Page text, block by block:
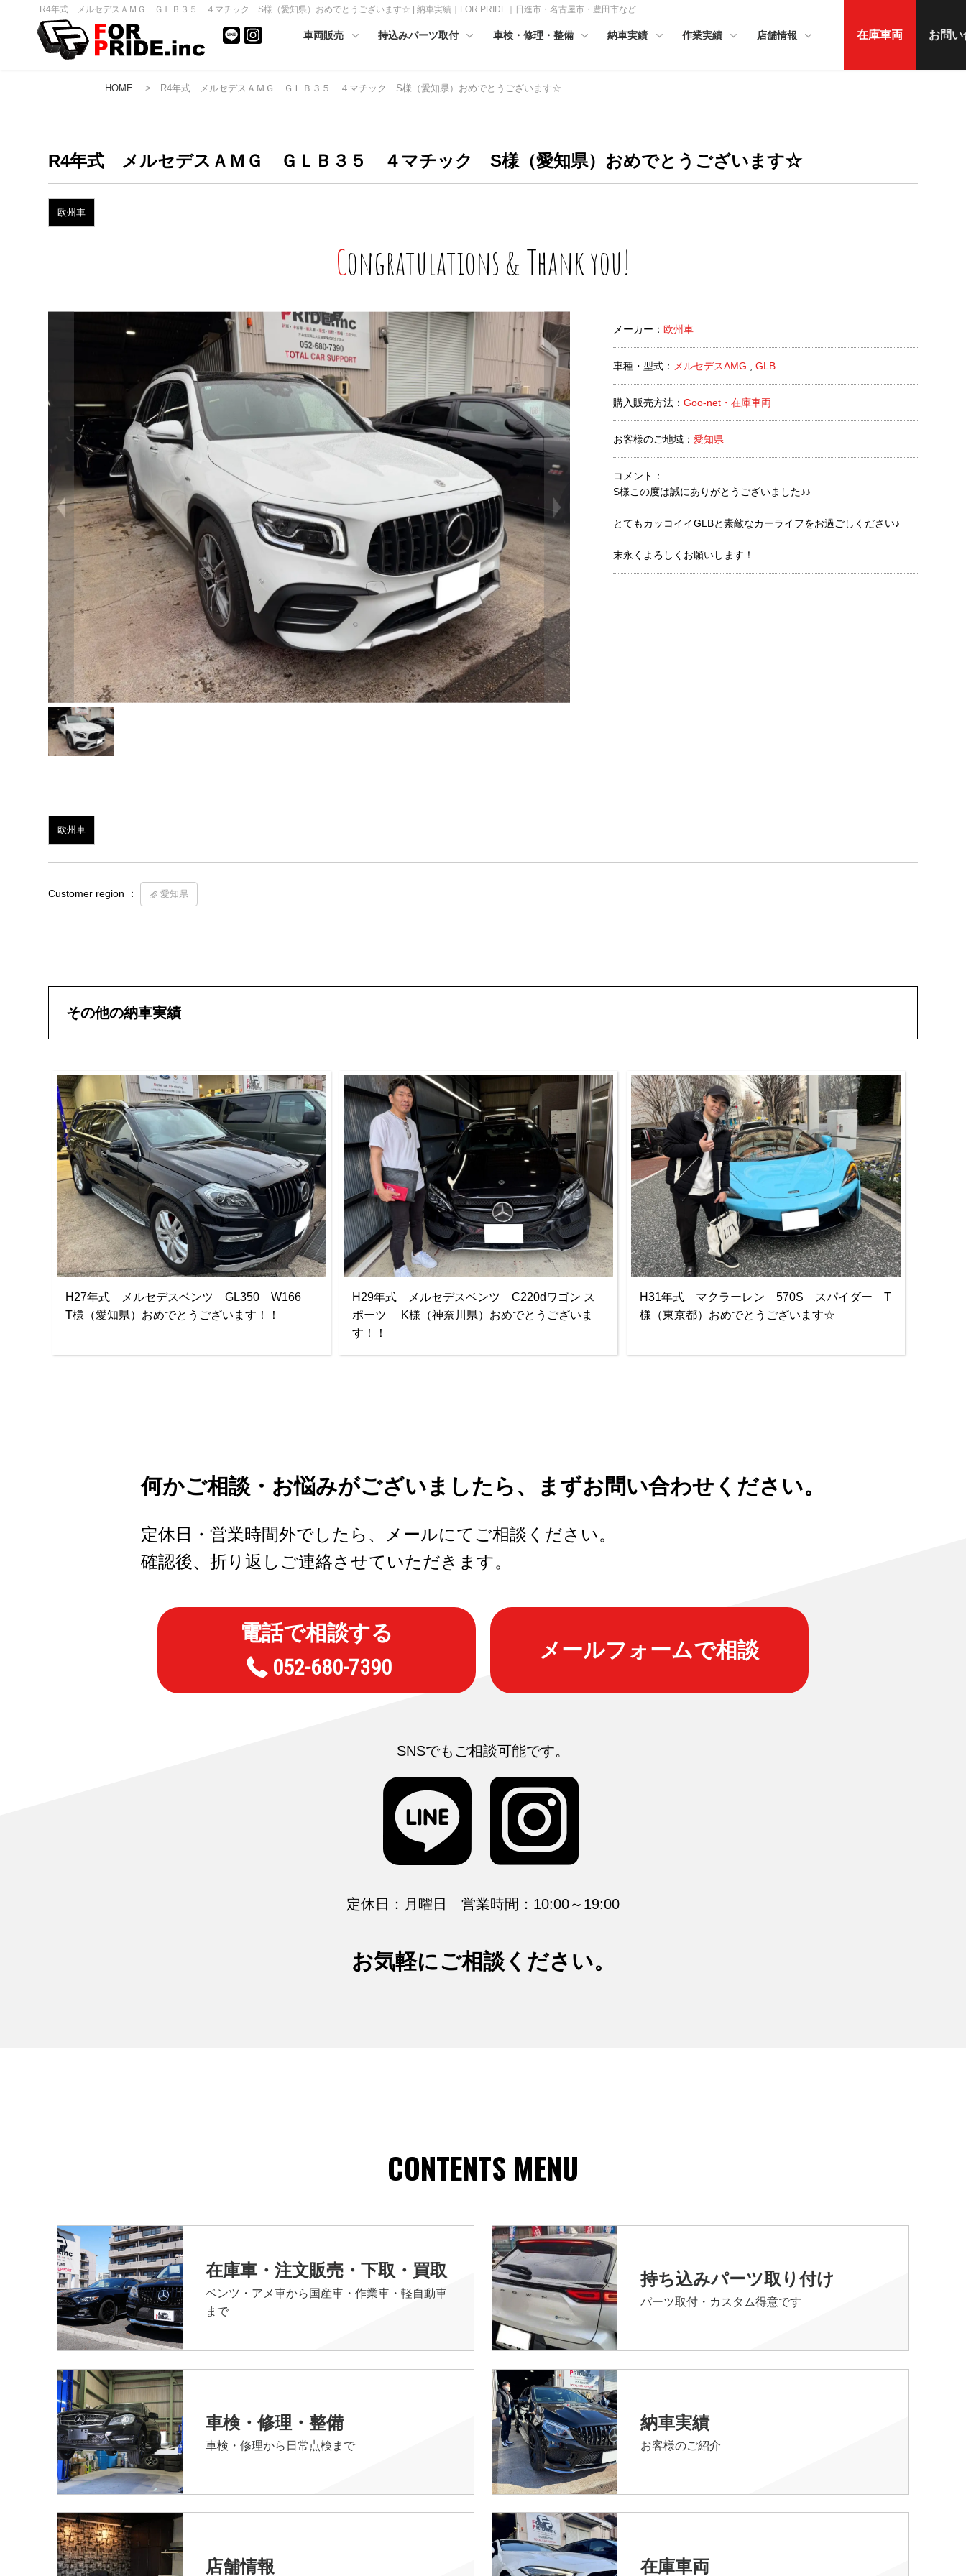
R4年式 メルセデスＡＭＧ ＧＬＢ３５ ４マチック S様（愛知県）おめでとうございます☆ | 納車実績｜FOR PRIDE｜日進市・名古屋市・豊田市など
車両販売 持込みパーツ取付 車検・修理・整備 納車実績 作業実績 店舗情報 在庫車両 お問
HOME > R4年式 メルセデスＡＭＧ ＧＬＢ３５ ４マチック S様（愛知県）おめでとうございます☆
R4年式 メルセデスＡＭＧ ＧＬＢ３５ ４マチック S様（愛知県）おめでとうございます☆
欧州車
Congratulations & Thank you!
メーカー：欧州車
車種・型式： メルセデスAMG ,GLB
購入販売方法：Goo-net・在庫車両
お客様のご地域：愛知県
コメント：
S様この度は誠にありがとうございました♪♪
とてもカッコイイGLBと素敵なカーライフをお過ごしください♪
末永くよろしくお願いします！
欧州車
Customer region ： 愛知県
その他の納車実績
H27年式 メルセデスベンツ GL350 W166
T様（愛知県）おめでとうございます！！
H29年式 メルセデスベンツ C220dワゴン ス
ポーツ K様（神奈川県）おめでとうございま
す！！
H31年式 マクラーレン 570S スパイダー T
様（東京都）おめでとうございます☆
何かご相談・お悩みがございましたら、まずお問い合わせください。
定休日・営業時間外でしたら、メールにてご相談ください。
確認後、折り返しご連絡させていただきます。
電話で相談する
052-680-7390
メールフォームで相談
SNSでもご相談可能です。
定休日：月曜日 営業時間：10:00～19:00
お気軽にご相談ください。
CONTENTS MENU
在庫車・注文販売・下取・買取
ベンツ・アメ車から国産車・作業車・軽自動車
まで
持ち込みパーツ取り付け
パーツ取付・カスタム得意です
車検・修理・整備
車検・修理から日常点検まで
納車実績
お客様のご紹介
店舗情報 在庫車両